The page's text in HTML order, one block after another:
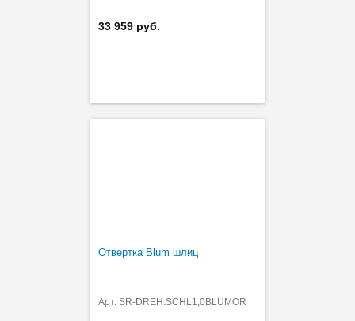
33 959 руб.
Отвертка Blum шлиц
Арт. SR-DREH.SCHL1,0BLUMOR